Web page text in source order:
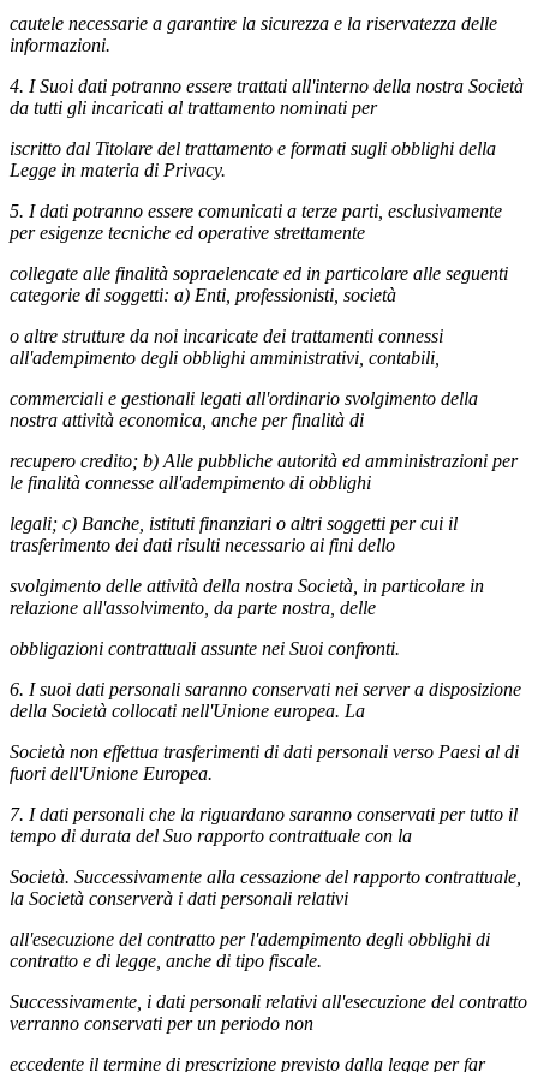
cautele necessarie a garantire la sicurezza e la riservatezza delle
informazioni.
4. I Suoi dati potranno essere trattati all'interno della nostra Società
da tutti gli incaricati al trattamento nominati per
iscritto dal Titolare del trattamento e formati sugli obblighi della
Legge in materia di Privacy.
5. I dati potranno essere comunicati a terze parti, esclusivamente
per esigenze tecniche ed operative strettamente
collegate alle finalità sopraelencate ed in particolare alle seguenti
categorie di soggetti: a) Enti, professionisti, società
o altre strutture da noi incaricate dei trattamenti connessi
all'adempimento degli obblighi amministrativi, contabili,
commerciali e gestionali legati all'ordinario svolgimento della
nostra attività economica, anche per finalità di
recupero credito; b) Alle pubbliche autorità ed amministrazioni per
le finalità connesse all'adempimento di obblighi
legali; c) Banche, istituti finanziari o altri soggetti per cui il
trasferimento dei dati risulti necessario ai fini dello
svolgimento delle attività della nostra Società, in particolare in
relazione all'assolvimento, da parte nostra, delle
obbligazioni contrattuali assunte nei Suoi confronti.
6. I suoi dati personali saranno conservati nei server a disposizione
della Società collocati nell'Unione europea. La
Società non effettua trasferimenti di dati personali verso Paesi al di
fuori dell'Unione Europea.
7. I dati personali che la riguardano saranno conservati per tutto il
tempo di durata del Suo rapporto contrattuale con la
Società. Successivamente alla cessazione del rapporto contrattuale,
la Società conserverà i dati personali relativi
all'esecuzione del contratto per l'adempimento degli obblighi di
contratto e di legge, anche di tipo fiscale.
Successivamente, i dati personali relativi all'esecuzione del contratto
verranno conservati per un periodo non
eccedente il termine di prescrizione previsto dalla legge per far